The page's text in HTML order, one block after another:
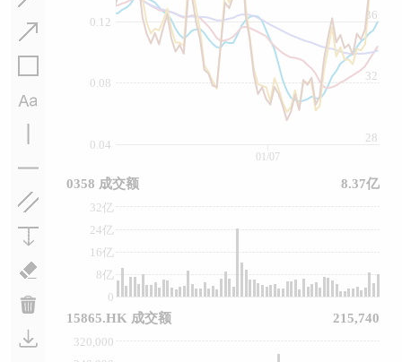
0.12
0.04
0.08
28
32
36
0
8亿
16亿
24亿
32亿
320,000
01/07
0358 成交额 8.37亿
15865.HK 成交额 215,740